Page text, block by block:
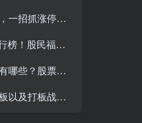
你秒变打板高手！
业分析工具全揭秘！
、水下是什么意思？
板战法的精髓
注册